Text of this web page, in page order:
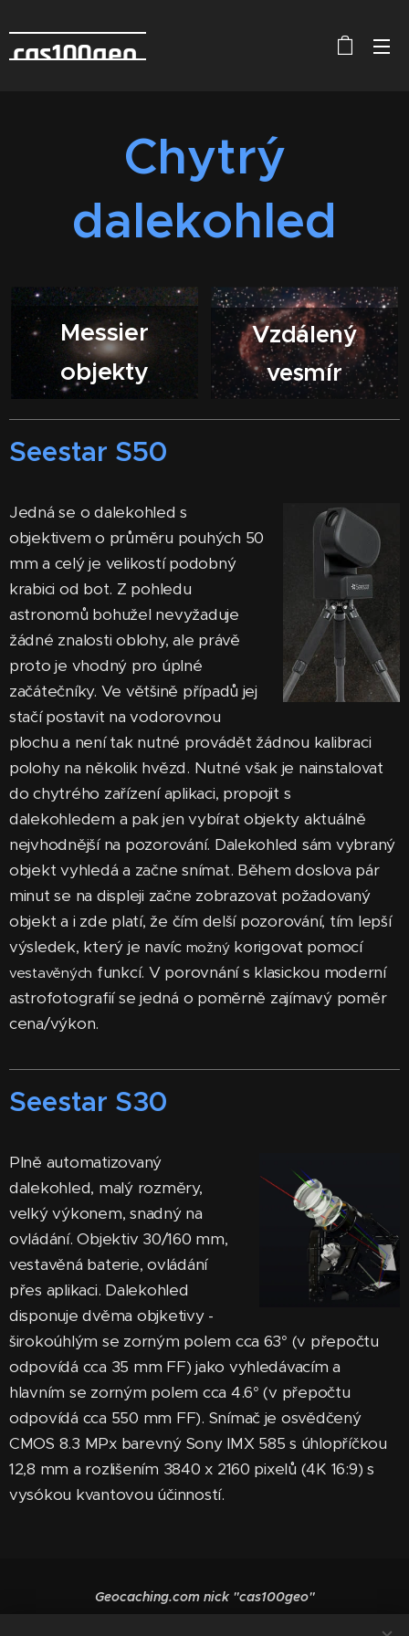
cas100geo
Chytrý
dalekohled
Messier
objekty
Vzdálený
vesmír
Seestar S50
Jedná se o dalekohled s
objektivem o průměru pouhých 50
mm a celý je velikostí podobný
krabici od bot. Z pohledu
astronomů bohužel nevyžaduje
žádné znalosti oblohy, ale právě
proto je vhodný pro úplné
začátečníky. Ve většině případů jej
stačí postavit na vodorovnou
plochu a není tak nutné provádět žádnou kalibraci
polohy na několik hvězd. Nutné však je nainstalovat
do chytrého zařízení aplikaci, propojit s
dalekohledem a pak jen vybírat objekty aktuálně
nejvhodnější na pozorování. Dalekohled sám vybraný
objekt vyhledá a začne snímat. Během doslova pár
minut se na displeji začne zobrazovat požadovaný
objekt a i zde platí, že čím delší pozorování, tím lepší
výsledek, který je navíc možnýkorigovat pomocí
vestavěných funkcí. V porovnání s klasickou moderní
astrofotografií se jedná o poměrně zajímavý poměr
cena/výkon.
Seestar S30
Plně automatizovaný
dalekohled, malý rozměry,
velký výkonem, snadný na
ovládání. Objektiv 30/160 mm,
vestavěná baterie, ovládání
přes aplikaci. Dalekohled
disponuje dvěma objketivy -
širokoúhlým se zorným polem cca 63° (v přepočtu
odpovídá cca 35 mm FF) jako vyhledávacím a
hlavním se zorným polem cca 4.6° (v přepočtu
odpovídá cca 550 mm FF). Snímač je osvědčený
CMOS 8.3 MPx barevný Sony IMX 585 s úhlopříčkou
12,8 mm a rozlišením 3840 x 2160 pixelů (4K 16:9) s
vysókou kvantovou účinností.
Geocaching.com nick "cas100geo"